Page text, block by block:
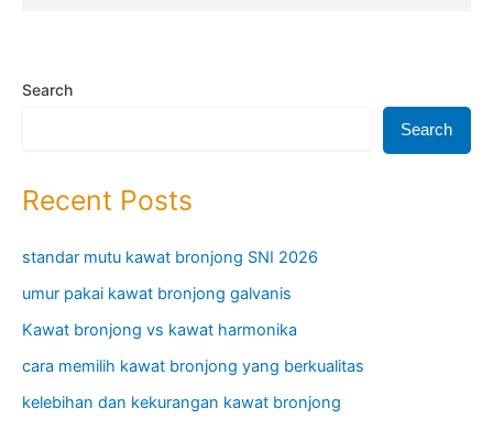
Search
Search
Recent Posts
standar mutu kawat bronjong SNI 2026
umur pakai kawat bronjong galvanis
Kawat bronjong vs kawat harmonika
cara memilih kawat bronjong yang berkualitas
kelebihan dan kekurangan kawat bronjong